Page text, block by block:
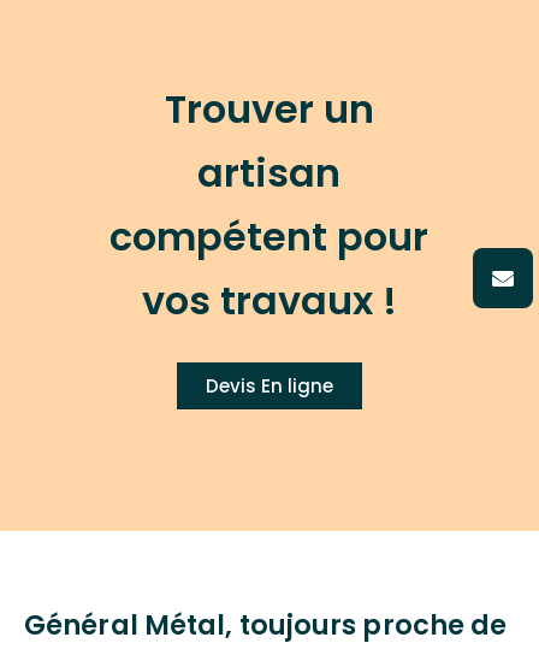
Trouver un
artisan
compétent pour
vos travaux !
Devis En ligne
Général Métal, toujours proche de